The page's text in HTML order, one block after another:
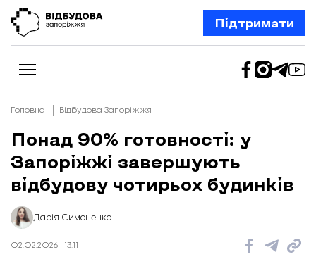
Підтримати
Новини
Відбудова Запоріжжя
Ексклюзив
Бізнес
Шлях додому
Відбудова. Життя
Про нас
Головна Відбудова Запоріжжя
Понад 90% готовності: у
Запоріжжі завершують
відбудову чотирьох будинків
Дарія Симоненко
02.02.2026 | 13:11